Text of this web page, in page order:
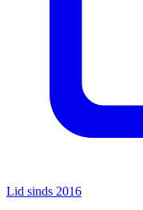
Lid sinds 2016